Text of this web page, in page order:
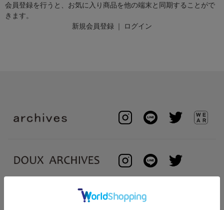
会員登録を行うと、お気に入り商品を他の端末と同期することがで
きます。
新規会員登録 ｜ ログイン